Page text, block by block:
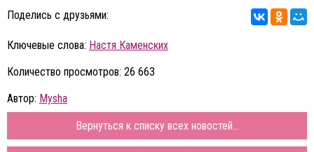
Поделись с друзьями:
Ключевые слова: Настя Каменских
Количество просмотров: 26 663
Автор: Mysha
Вернуться к списку всех новостей...